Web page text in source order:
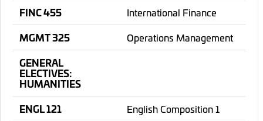
FINC 455
International Finance
MGMT 325
Operations Management
GENERAL
ELECTIVES:
HUMANITIES
ENGL 121
English Composition 1